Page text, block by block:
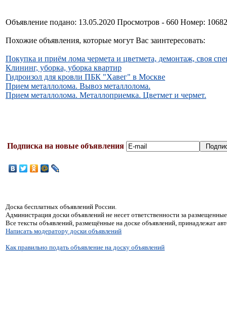
Объявление подано: 13.05.2020 Просмотров - 660 Номер:
Похожие объявления, которые могут Вас заинтересовать:
Покупка и приём лома чермета и цветмета, демонтаж, своя
Клининг, уборка, уборка квартир
Гидроизол для кровли ПБК "Хавег" в Москве
Прием металлолома. Вывоз металлолома.
Прием металлолома. Металлоприемка. Цветмет и чермет.
Подписка на новые объявления
Доска бесплатных объявлений России.
Администрация доски объявлений не несет ответственности за
Все тексты объявлений, размещённые на доске объявлений, принадлежат
Написать модератору доски объявлений
Как правильно подать объявление на доску объявлений